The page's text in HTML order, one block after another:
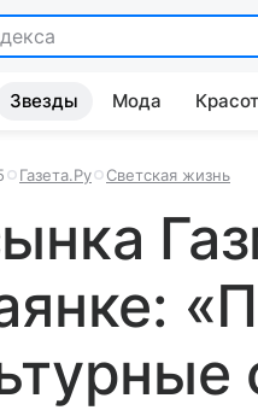
Звезды Мода
Газета.Ру Светская жизнь